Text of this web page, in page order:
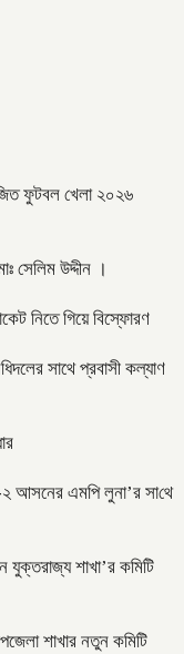
ফুটবল খেলা ২০২৬
সেলিম উদ্দীন ।
নিতে গিয়ে বিস্ফোরণ
সাথে প্রবাসী কল্যাণ
২ আসনের এমপি লুনা’র সা‌থে
যুক্তরাজ্য শাখা’র কমিটি
শাখার নতুন কমিটি